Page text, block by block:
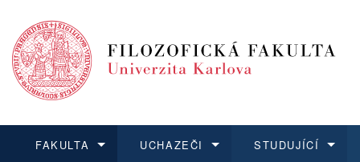
FAKULTA UCHAZEČI STUDUJÍCÍ